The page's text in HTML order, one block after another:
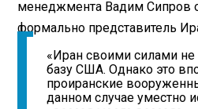
менеджмента Вадим Сипров
формально представитель
«Иран своими силами
базу США. Однако это
проиранские
данном случае уместно